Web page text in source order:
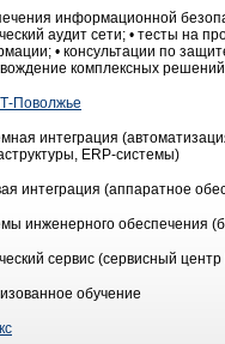
информационной
аудит сети; • тесты на
• консультации по
комплексных
Поволжье
интеграция
ERP-системы)
интеграция (аппаратное
инженерного обеспечения
сервис (сервисный
обучение